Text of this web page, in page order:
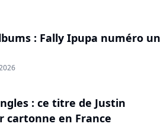
: Fally Ipupa numéro un
: ce titre de Justin
cartonne en France